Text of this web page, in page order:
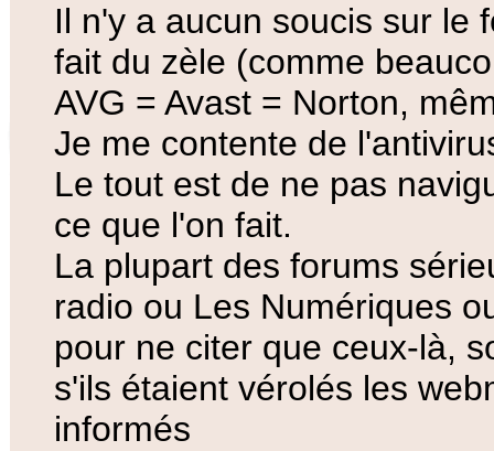
Il n'y a aucun soucis sur le
fait du zèle (comme
AVG = Avast = Norton,
Je me contente de
Le tout est de ne pas
ce que l'on fait.
La plupart des forums
radio ou Les Numériques
pour ne citer que ceux-là,
s'ils étaient vérolés les
informés